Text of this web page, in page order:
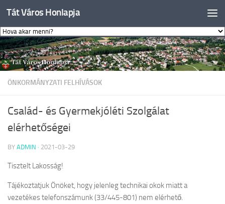
Skip to content
Tát Város Honlapja
ÖNKORMÁNYZATI FELHÍVÁSOK
Család- és Gyermekjóléti Szolgálat
elérhetőségei
BY ADMIN · 2021-03-29
Tisztelt Lakosság!
Tájékoztatjuk Önöket, hogy jelenleg technikai okok miatt a
vezetékes telefonszámunk (33/445-801) nem elérhető.